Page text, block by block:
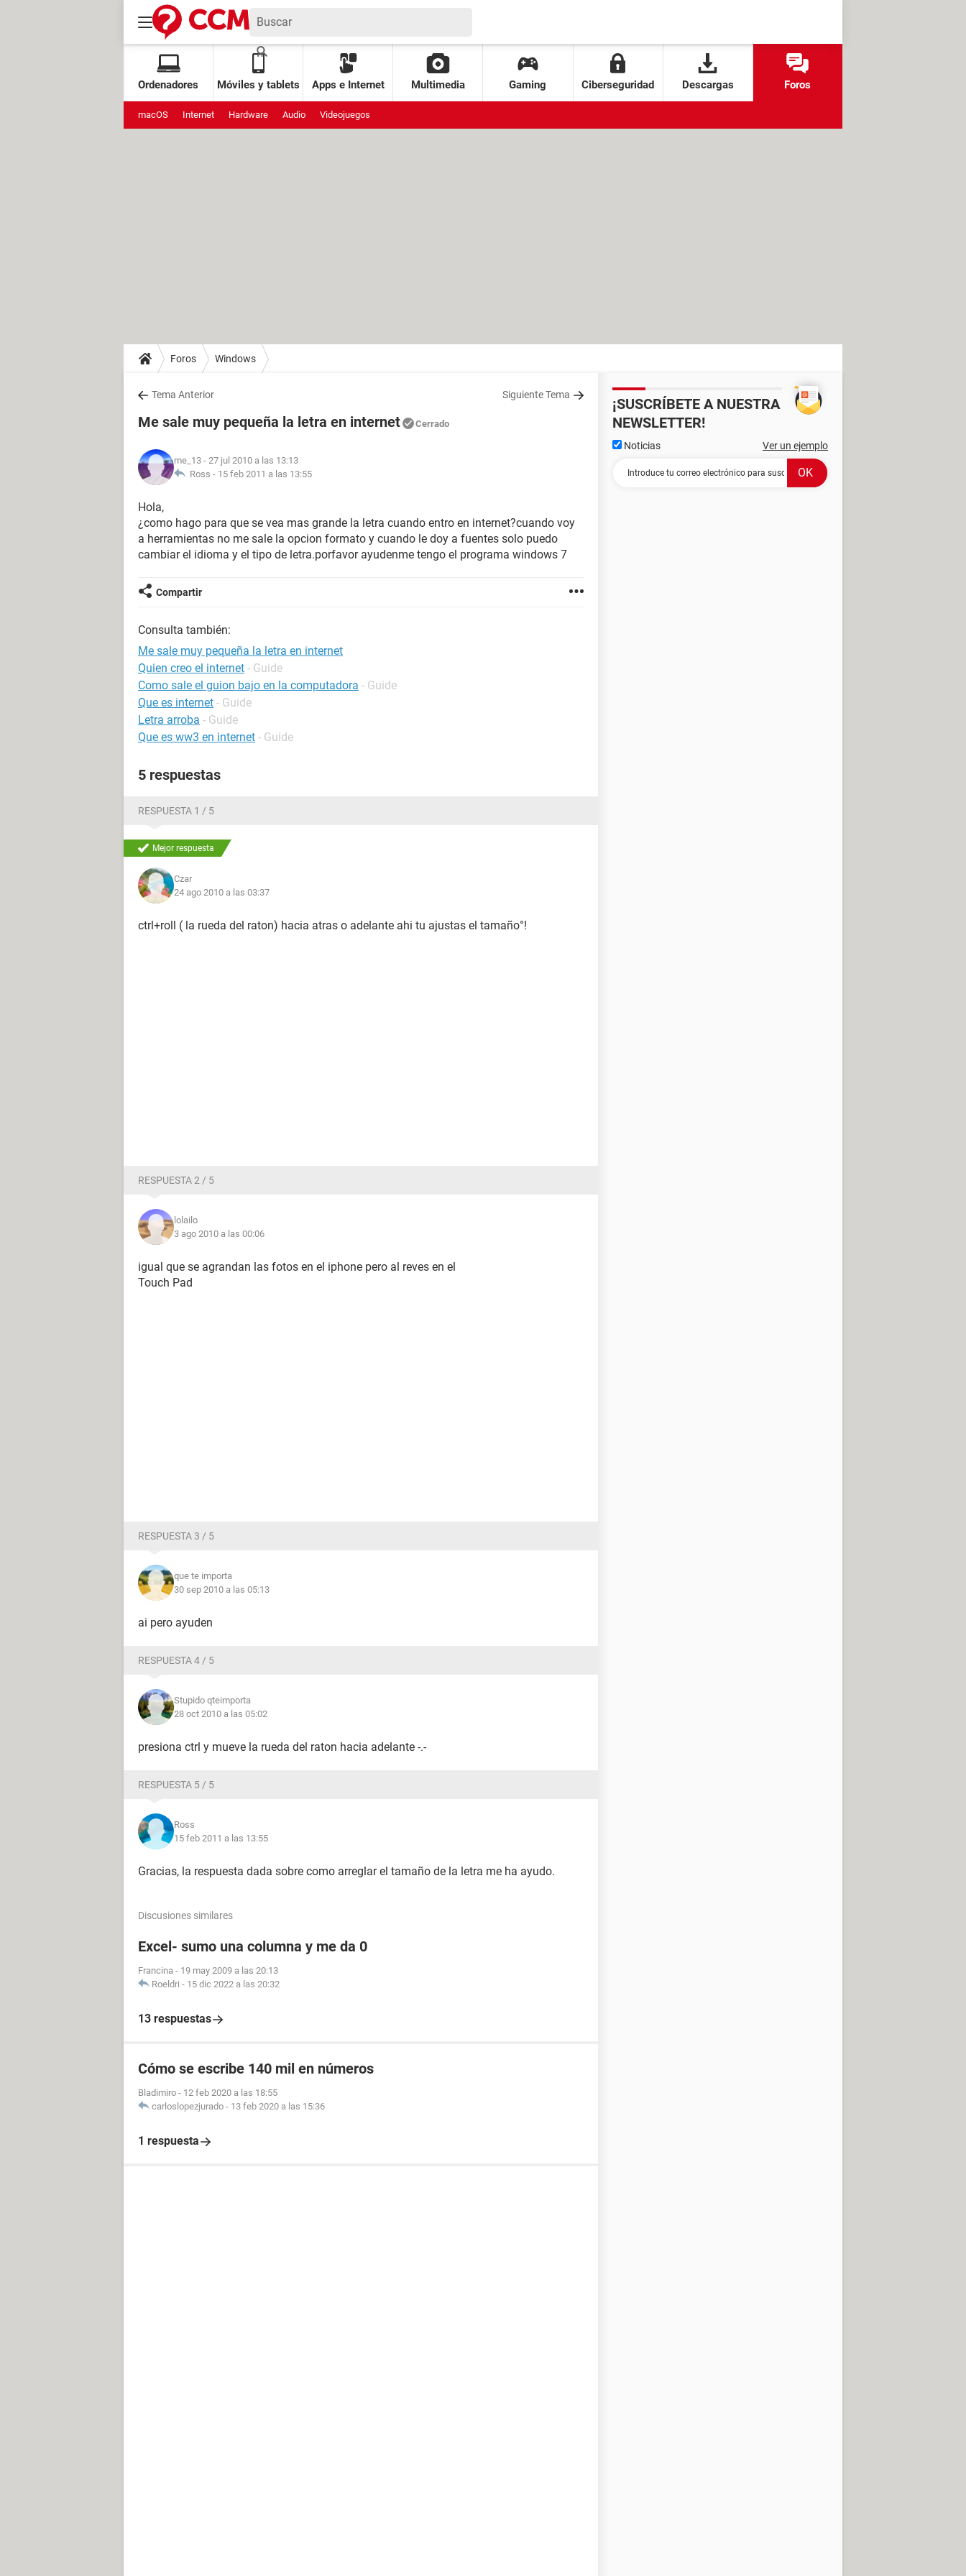
Ordenadores Móviles y tablets Apps e Internet Multimedia Gaming Ciberseguridad Descargas Foros
macOS Internet Hardware Audio Videojuegos
Foros Windows
Tema Anterior Siguiente Tema
Me sale muy pequeña la letra en internet Cerrado
me_13 - 27 jul 2010 a las 13:13
Ross - 15 feb 2011 a las 13:55
Hola,
¿como hago para que se vea mas grande la letra cuando entro en internet?cuando voy
a herramientas no me sale la opcion formato y cuando le doy a fuentes solo puedo
cambiar el idioma y el tipo de letra.porfavor ayudenme tengo el programa windows 7
Compartir
Consulta también:
Me sale muy pequeña la letra en internet
Quien creo el internet - Guide
Como sale el guion bajo en la computadora - Guide
Que es internet - Guide
Letra arroba - Guide
Que es ww3 en internet - Guide
5 respuestas
RESPUESTA 1 / 5
Mejor respuesta
Czar
24 ago 2010 a las 03:37
ctrl+roll ( la rueda del raton) hacia atras o adelante ahi tu ajustas el tamaño°!
RESPUESTA 2 / 5
lolailo
3 ago 2010 a las 00:06
igual que se agrandan las fotos en el iphone pero al reves en el
Touch Pad
RESPUESTA 3 / 5
que te importa
30 sep 2010 a las 05:13
ai pero ayuden
RESPUESTA 4 / 5
Stupido qteimporta
28 oct 2010 a las 05:02
presiona ctrl y mueve la rueda del raton hacia adelante -.-
RESPUESTA 5 / 5
Ross
15 feb 2011 a las 13:55
Gracias, la respuesta dada sobre como arreglar el tamaño de la letra me ha ayudo.
Discusiones similares
Excel- sumo una columna y me da 0
Francina - 19 may 2009 a las 20:13
Roeldri - 15 dic 2022 a las 20:32
13 respuestas
Cómo se escribe 140 mil en números
Bladimiro - 12 feb 2020 a las 18:55
carloslopezjurado - 13 feb 2020 a las 15:36
1 respuesta
¡SUSCRÍBETE A NUESTRA
NEWSLETTER!
Noticias Ver un ejemplo